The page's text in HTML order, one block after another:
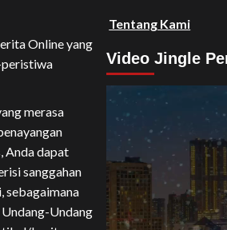
Online yang
merasa
Anda dapat
sanggahan
sebagaimana
Undang
Tentang Kami
Video Jingle
Video
Player